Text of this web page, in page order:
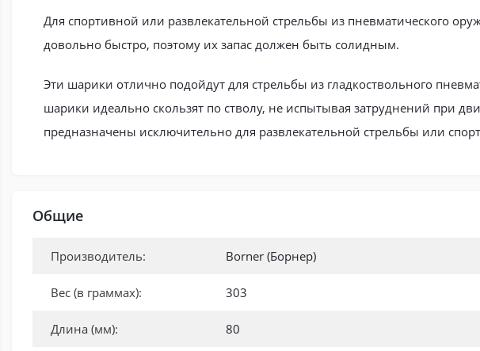
Для спортивной или развлекательной стрельбы из пневматического
довольно быстро, поэтому их запас должен быть солидным.
Эти шарики отлично подойдут для стрельбы из гладкоствольного
шарики идеально скользят по стволу, не испытывая затруднений при
предназначены исключительно для развлекательной стрельбы или
Общие
Производитель: Borner (Борнер)
Вес (в граммах): 303
Длина (мм): 80